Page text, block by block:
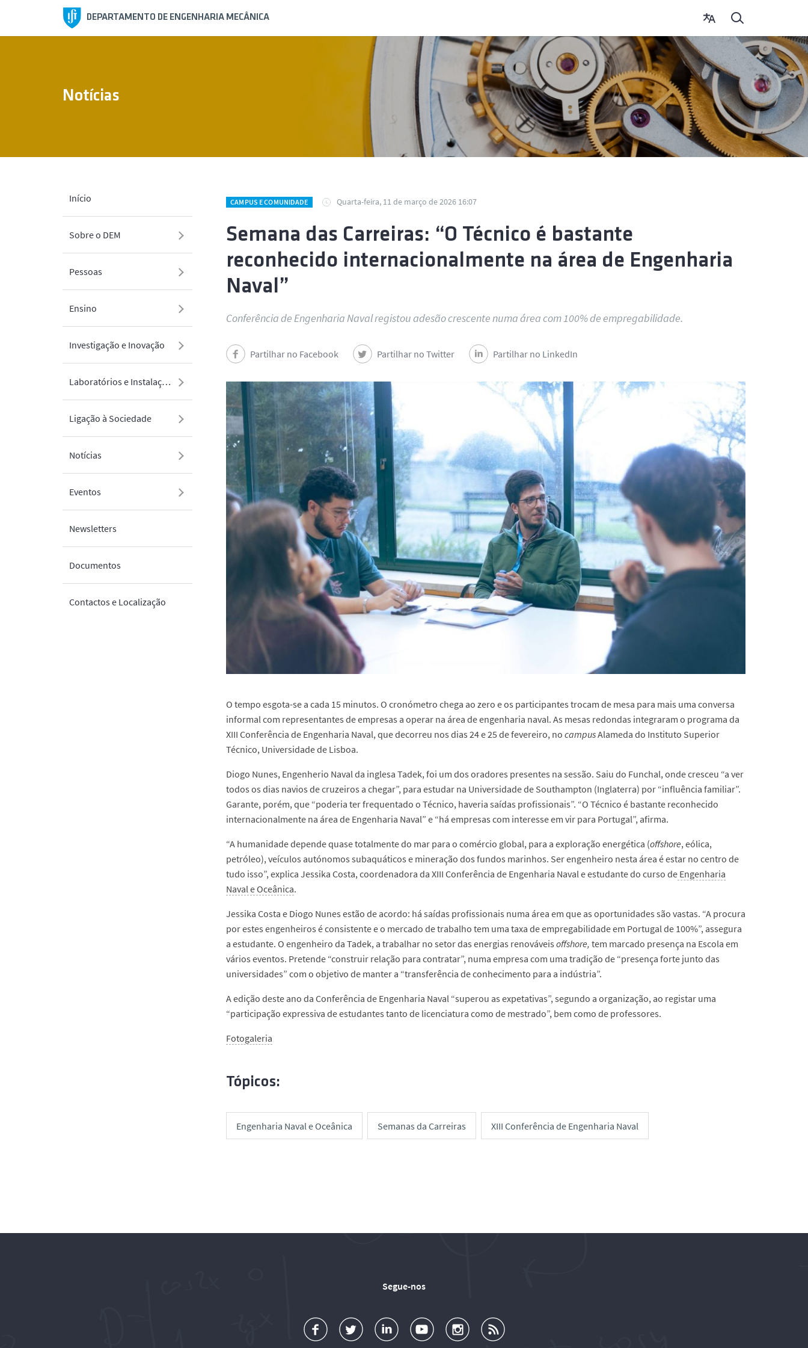
DEPARTAMENTO DE ENGENHARIA MECÂNICA
Início
Sobre o DEM
Pessoas
Ensino
Investigação e Inovação
Laboratórios e Instalações
Ligação à Sociedade
Notícias
Eventos
Newsletters
Documentos
Contactos e Localização
Notícias
CAMPUS E COMUNIDADE Quarta-feira, 11 de março de 2026 16:07
Semana das Carreiras: “O Técnico é bastante
reconhecido internacionalmente na área de Engenharia
Naval”
Conferência de Engenharia Naval registou adesão crescente numa área com 100% de empregabilidade.
Partilhar no Facebook Partilhar no Twitter Partilhar no LinkedIn
O tempo esgota-se a cada 15 minutos. O cronómetro chega ao zero e os participantes trocam de mesa para mais uma conversa
informal com representantes de empresas a operar na área de engenharia naval. As mesas redondas integraram o programa da
XIII Conferência de Engenharia Naval, que decorreu nos dias 24 e 25 de fevereiro, no campusAlameda do Instituto Superior
Técnico, Universidade de Lisboa.
Diogo Nunes, Engenherio Naval da inglesa Tadek, foi um dos oradores presentes na sessão. Saiu do Funchal, onde cresceu “a ver
todos os dias navios de cruzeiros a chegar”, para estudar na Universidade de Southampton (Inglaterra) por “influência familiar”.
Garante, porém, que “poderia ter frequentado o Técnico, haveria saídas profissionais”. “O Técnico é bastante reconhecido
internacionalmente na área de Engenharia Naval” e “há empresas com interesse em vir para Portugal”, afirma.
“A humanidade depende quase totalmente do mar para o comércio global, para a exploração energética (offshore, eólica,
petróleo), veículos autónomos subaquáticos e mineração dos fundos marinhos. Ser engenheiro nesta área é estar no centro de
tudo isso”, explica Jessika Costa, coordenadora da XIII Conferência de Engenharia Naval e estudante do curso de Engenharia
Naval e Oceânica.
Jessika Costa e Diogo Nunes estão de acordo: há saídas profissionais numa área em que as oportunidades são vastas. “A procura
por estes engenheiros é consistente e o mercado de trabalho tem uma taxa de empregabilidade em Portugal de 100%”, assegura
a estudante. O engenheiro da Tadek, a trabalhar no setor das energias renováveis offshore, tem marcado presença na Escola em
vários eventos. Pretende “construir relação para contratar”, numa empresa com uma tradição de “presença forte junto das
universidades” com o objetivo de manter a “transferência de conhecimento para a indústria”.
A edição deste ano da Conferência de Engenharia Naval “superou as expetativas”, segundo a organização, ao registar uma
“participação expressiva de estudantes tanto de licenciatura como de mestrado”, bem como de professores.
Fotogaleria
Tópicos:
Engenharia Naval e Oceânica Semanas da Carreiras XIII Conferência de Engenharia Naval
Segue-nos
a
o
d
o
o
u